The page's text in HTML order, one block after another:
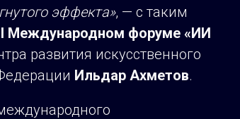
эффекта», — с таким
Международном форуме «ИИ
развития искусственного
Ильдар Ахметов.